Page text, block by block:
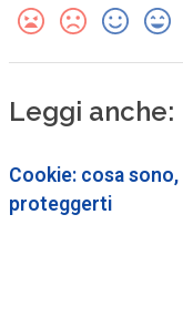
Leggi anche:
Cookie: cosa
proteggerti